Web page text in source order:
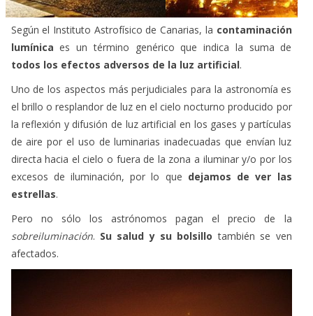
Según el Instituto Astrofísico de Canarias, la
es un término genérico que indica la suma de
Uno de los aspectos más perjudiciales para la astronomía es
el brillo o resplandor de luz en el cielo nocturno producido por
la reflexión y difusión de luz artificial en los gases y partículas
de aire por el uso de luminarias inadecuadas que envían luz
directa hacia el cielo o fuera de la zona a iluminar y/o por los
excesos de iluminación, por lo que
dejamos de ver las
Pero no sólo los astrónomos pagan el precio de la
Su salud y su bolsillo